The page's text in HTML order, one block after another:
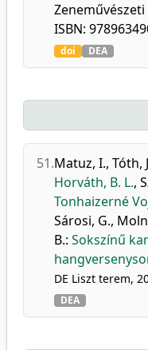
Zeneművészeti
ISBN:
doi DEA
51.Matuz, I., Tóth,
Horváth, B. L.,
Tonhaizerné
Sárosi, G.,
B.: Sokszínű
DE Liszt terem,
DEA